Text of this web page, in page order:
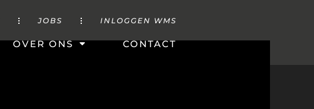
JOBS INLOGGEN WMS
OVER ONS CONTACT